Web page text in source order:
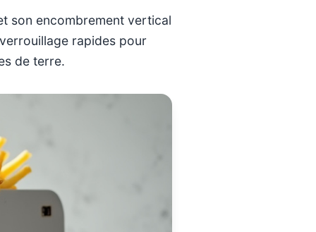
son encombrement vertical
rapides pour
de terre.